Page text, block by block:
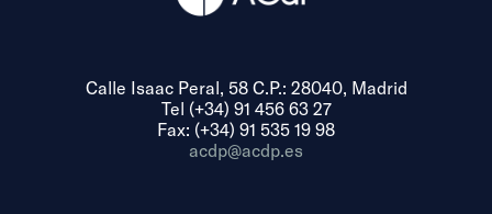
Calle Isaac Peral, 58 C.P.: 28040, Madrid
Tel (+34) 91 456 63 27
Fax: (+34) 91 535 19 98
acdp@acdp.es